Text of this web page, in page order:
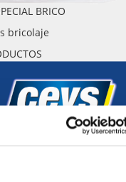
BRICO
bricolaje